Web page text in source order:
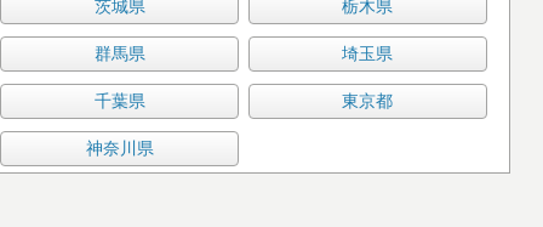
茨城県 栃木県
群馬県 埼玉県
千葉県 東京都
神奈川県